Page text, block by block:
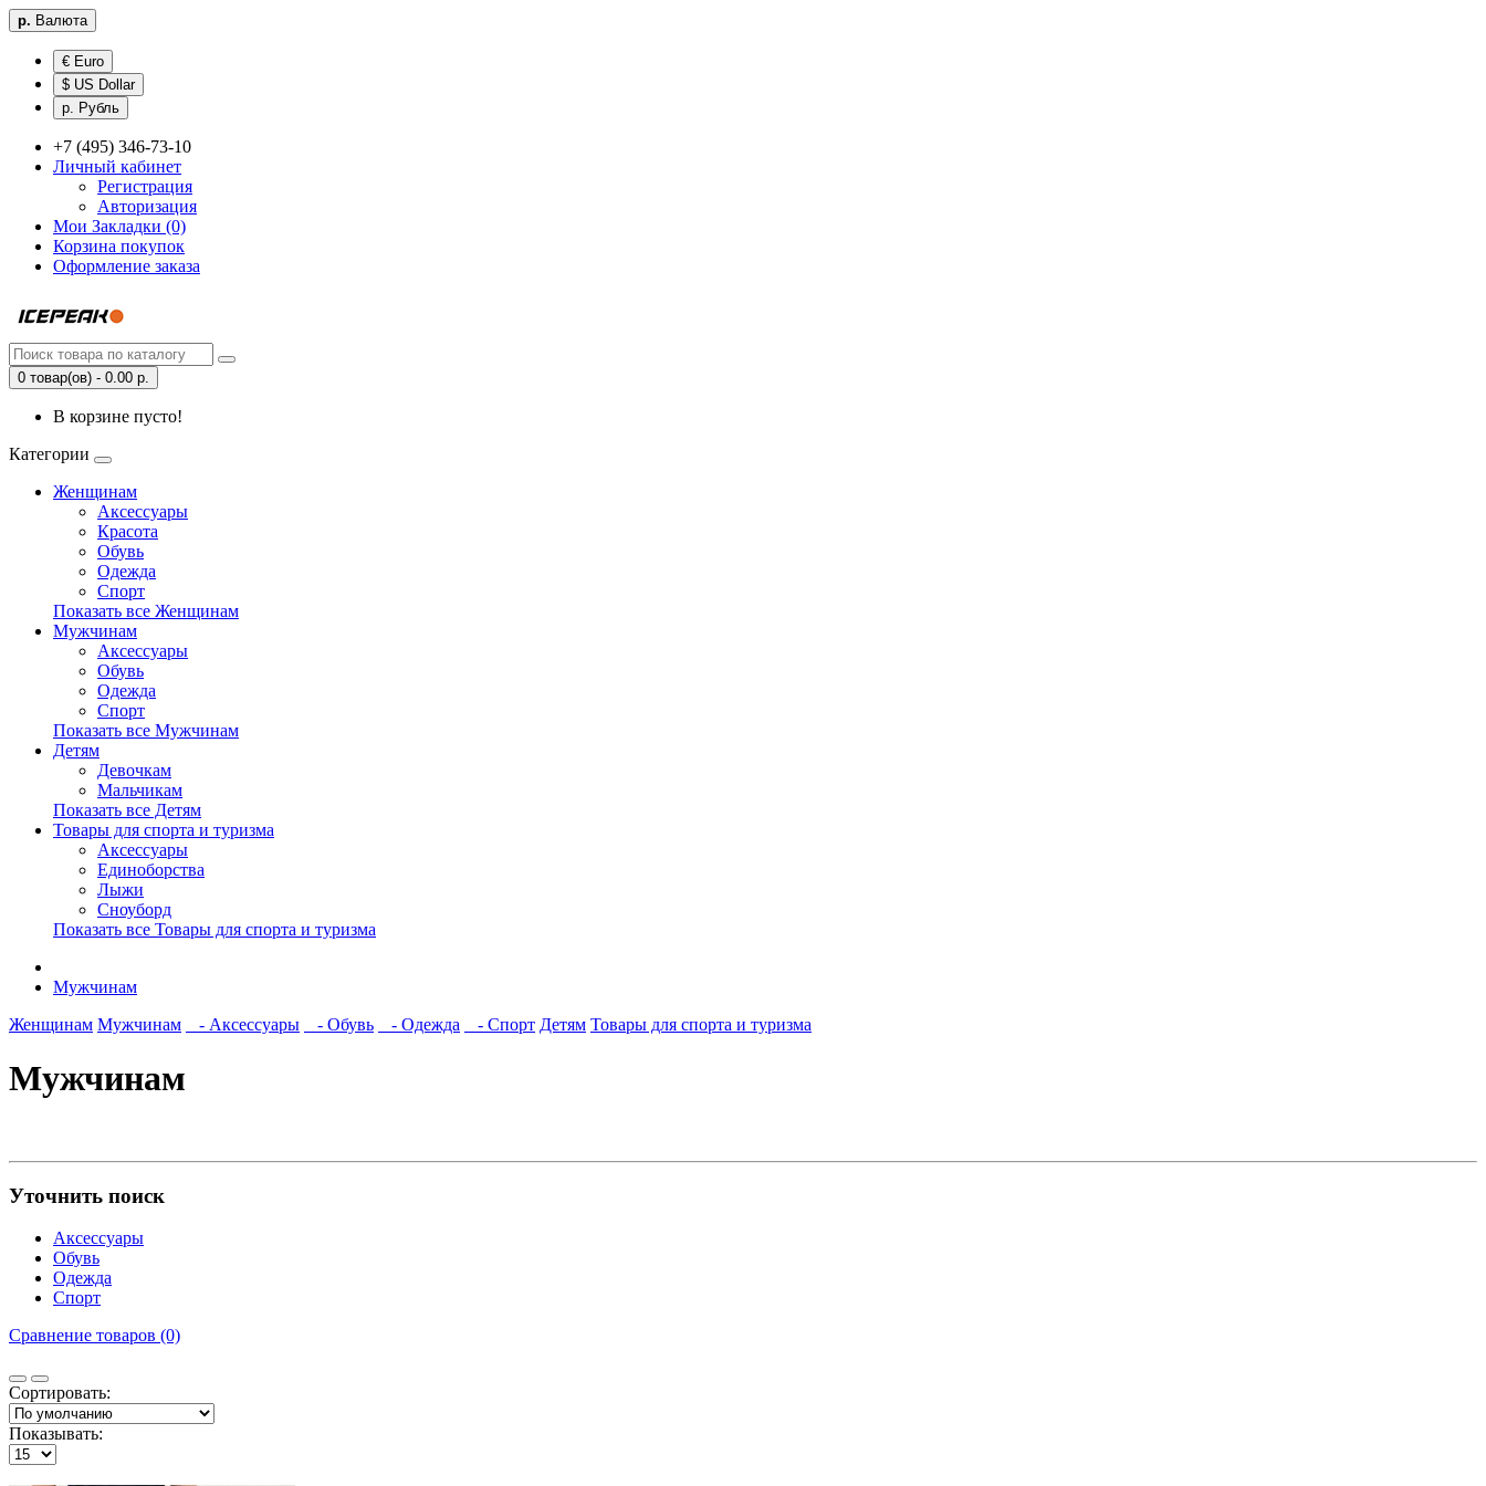
р. Валюта
€ Euro
$ US Dollar
р. Рубль
+7 (495) 346-73-10
Личный кабинет
Регистрация
Авторизация
Мои Закладки (0)
Корзина покупок
Оформление заказа
0 товар(ов) - 0.00 р.
В корзине пусто!
Категории
Женщинам
Аксессуары
Красота
Обувь
Одежда
Спорт
Показать все Женщинам
Мужчинам
Аксессуары
Обувь
Одежда
Спорт
Показать все Мужчинам
Детям
Девочкам
Мальчикам
Показать все Детям
Товары для спорта и туризма
Аксессуары
Единоборства
Лыжи
Сноуборд
Показать все Товары для спорта и туризма
Мужчинам
Женщинам Мужчинам - Аксессуары - Обувь - Одежда - Спорт Детям Товары для спорта и туризма
Мужчинам
Уточнить поиск
Аксессуары
Обувь
Одежда
Спорт
Сравнение товаров (0)
Сортировать:
Показывать: